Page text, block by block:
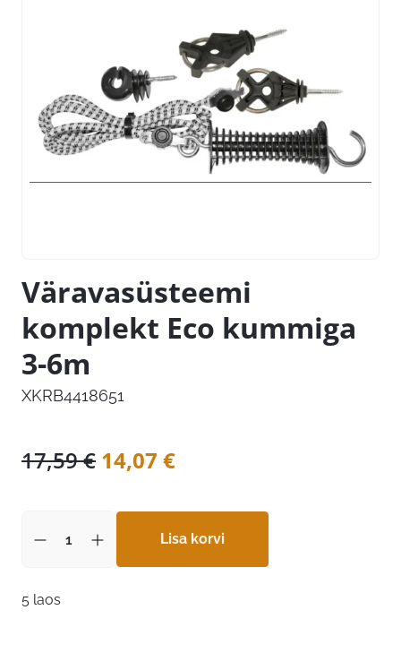
Väravasüsteemi
komplekt Eco kummiga
3-6m
XKRB4418651
17,59€ Algne
oli:
17,59 €.
14,07 €Praegune
on:
14,07 €.
Lisa korvi
5 laos